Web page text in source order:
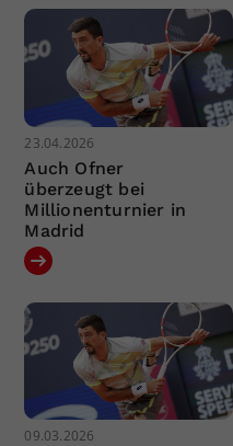
23.04.2026
Auch Ofner
überzeugt bei
Millionenturnier in
Madrid
09.03.2026